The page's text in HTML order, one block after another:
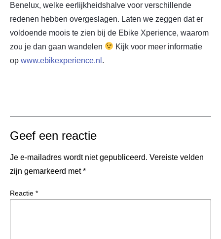
Benelux, welke eerlijkheidshalve voor verschillende
redenen hebben overgeslagen. Laten we zeggen dat er
voldoende moois te zien bij de Ebike Xperience, waarom
zou je dan gaan wandelen
Kijk voor meer informatie
op www.ebikexperience.nl .
Geef een reactie
Je e-mailadres wordt niet gepubliceerd. Vereiste velden
zijn gemarkeerd met*
Reactie *